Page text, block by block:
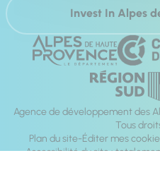
Invest In Alpes
Agence de développement des
Tous
Plan du site Éditer mes
Accessibilité du site :